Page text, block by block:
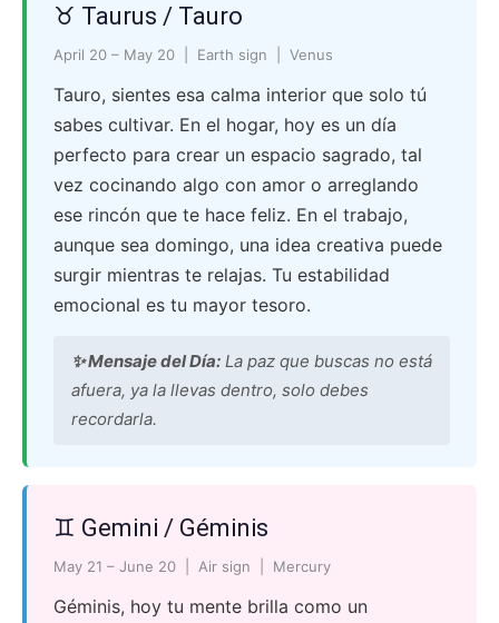
♉ Taurus / Tauro
April 20 – May 20 | Earth sign | Venus
Tauro, sientes esa calma interior que solo tú
sabes cultivar. En el hogar, hoy es un día
perfecto para crear un espacio sagrado, tal
vez cocinando algo con amor o arreglando
ese rincón que te hace feliz. En el trabajo,
aunque sea domingo, una idea creativa puede
surgir mientras te relajas. Tu estabilidad
emocional es tu mayor tesoro.
✨ Mensaje del Día: La paz que buscas no está
afuera, ya la llevas dentro, solo debes
recordarla.
♊ Gemini / Géminis
May 21 – June 20 | Air sign | Mercury
Géminis, hoy tu mente brilla como un